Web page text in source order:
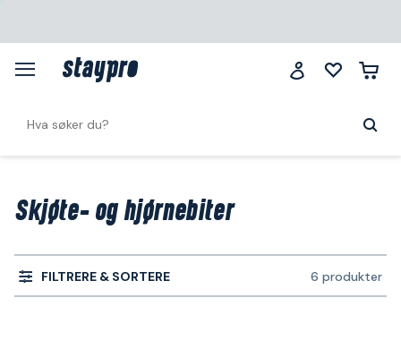
Skjøte- og hjørnebiter
FILTRERE & SORTERE 6 produkter